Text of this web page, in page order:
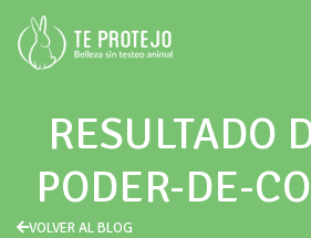
RESULTADO
PODER-DE-
VOLVER AL BLOG